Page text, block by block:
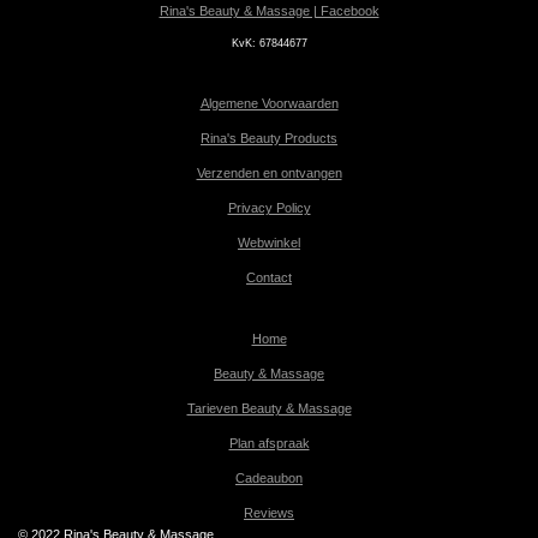
Rina's Beauty & Massage | Facebook
KvK: 67844677
Algemene Voorwaarden
Rina's Beauty Products
Verzenden en ontvangen
Privacy Policy
Webwinkel
Contact
Home
Beauty & Massage
Tarieven Beauty & Massage
Plan afspraak
Cadeaubon
Reviews
© 2022 Rina's Beauty & Massage